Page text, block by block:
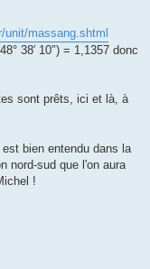
unit/massang.shtml
38′ 10″) = 1,1357 donc
sont prêts, ici et là, à
bien entendu dans la
nord-sud que l'on aura
!